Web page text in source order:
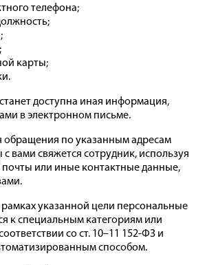
телефона;
карты;
доступна иная информация,
в электронном письме.
обращения по указанным адресам
вами свяжется сотрудник, используя
почты или иные контактные данные,
указанной цели персональные
к специальным категориям или
со ст. 10–11 152-ФЗ и
способом.